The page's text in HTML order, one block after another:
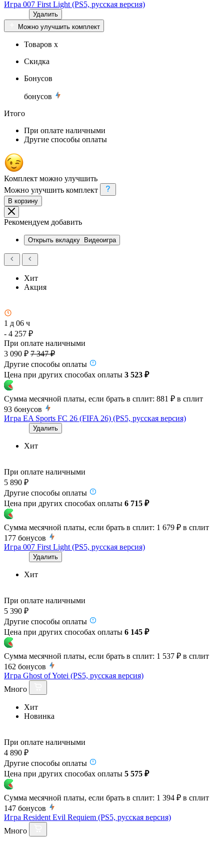
Игра 007 First Light (PS5, русская версия)
Удалить
Можно улучшить комплект
Товаров x
Скидка
Бонусов
бонусов
Итого
При оплате наличными
Другие способы оплаты
Комплект можно улучшить
Можно улучшить комплект
В корзину
Рекомендуем добавить
Открыть вкладку Видеоигра
Хит
Акция
1 д 06 ч
- 4 257 ₽
При оплате наличными
3 090 ₽ 7 347 ₽
Другие способы оплаты
Цена при других способах оплаты 3 523 ₽
Сумма месячной платы, если брать в сплит: 881 ₽ в сплит
93 бонусов
Игра EA Sports FC 26 (FIFA 26) (PS5, русская версия)
Удалить
Хит
При оплате наличными
5 890 ₽
Другие способы оплаты
Цена при других способах оплаты 6 715 ₽
Сумма месячной платы, если брать в сплит: 1 679 ₽ в сплит
177 бонусов
Игра 007 First Light (PS5, русская версия)
Удалить
Хит
При оплате наличными
5 390 ₽
Другие способы оплаты
Цена при других способах оплаты 6 145 ₽
Сумма месячной платы, если брать в сплит: 1 537 ₽ в сплит
162 бонусов
Игра Ghost of Yotei (PS5, русская версия)
Много
Хит
Новинка
При оплате наличными
4 890 ₽
Другие способы оплаты
Цена при других способах оплаты 5 575 ₽
Сумма месячной платы, если брать в сплит: 1 394 ₽ в сплит
147 бонусов
Игра Resident Evil Requiem (PS5, русская версия)
Много